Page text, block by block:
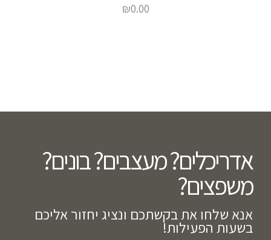
₪0.00
אדריכלים? מעצבים? בונים?
משפצים?​
אנא שלחו את בקשתכם ונציג יחזור אליכם
בשעות הפעילות!